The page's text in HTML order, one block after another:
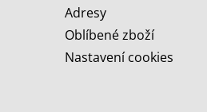
Adresy
Oblíbené zboží
Nastavení cookies